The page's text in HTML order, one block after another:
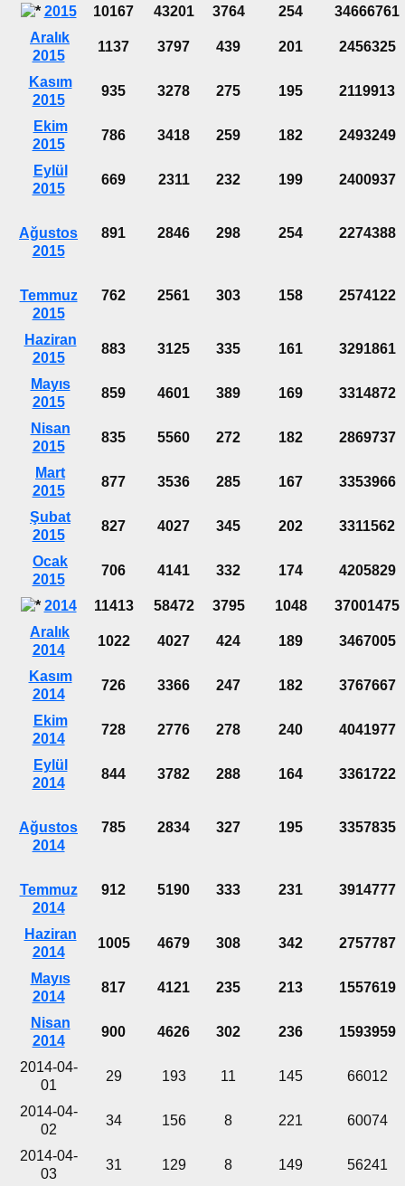
2015 10167 43201 3764 254
34666761
Aralık
2015
1137 3797 439 201 2456325
Kasım
2015
935 3278 275 195 2119913
Ekim
2015
786 3418 259 182 2493249
Eylül
2015
669 2311 232 199 2400937
Ağustos
2015
891 2846 298 254 2274388
Temmuz
2015
762 2561 303 158 2574122
Haziran
2015
883 3125 335 161 3291861
Mayıs
2015
859 4601 389 169 3314872
Nisan
2015
835 5560 272 182 2869737
Mart
2015
877 3536 285 167 3353966
Şubat
2015
827 4027 345 202 3311562
Ocak
2015
706 4141 332 174 4205829
2014 11413 58472 3795 1048
37001475
Aralık
2014
1022 4027 424 189 3467005
Kasım
2014
726 3366 247 182 3767667
Ekim
2014
728 2776 278 240 4041977
Eylül
2014
844 3782 288 164 3361722
Ağustos
2014
785 2834 327 195 3357835
Temmuz
2014
912 5190 333 231 3914777
Haziran
2014
1005 4679 308 342 2757787
Mayıs
2014
817 4121 235 213 1557619
Nisan
2014
900 4626 302 236 1593959
2014-04-
01
29 193 11 145 66012
2014-04-
02
34 156 8 221 60074
2014-04-
03
31 129 8 149 56241